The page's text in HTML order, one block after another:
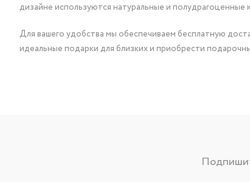
дизайне используются натуральные и
Для вашего удобства мы обеспечиваем бесплатную
идеальные подарки для близких и приобрести